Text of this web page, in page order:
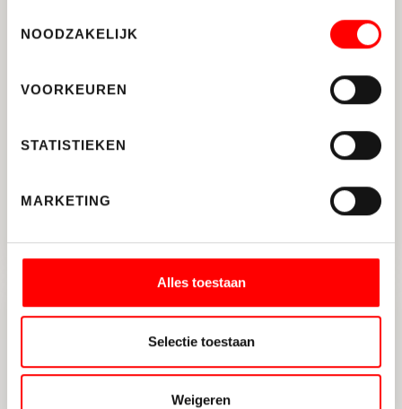
NOODZAKELIJK
VOORKEUREN
STATISTIEKEN
MARKETING
Alles toestaan
Selectie toestaan
Weigeren
WOERDEN
61 M2 2 ENERGIELABEL A
VERHUURD